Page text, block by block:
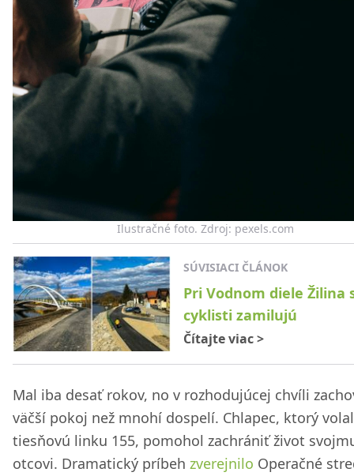
Ilustračné foto. Zdroj: pexels.com
SÚVISIACI ČLÁNOK
Pri Vodnom diele Žilina
cyklisti zamilujú
Čítajte viac>
Mal iba desať rokov, no v rozhodujúcej chvíli
väčší pokoj než mnohí dospelí. Chlapec, ktorý
tiesňovú linku 155, pomohol zachrániť život
otcovi. Dramatický príbeh zverejnilo Operačné